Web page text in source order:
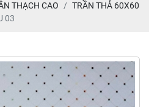
THẠCH CAO
TRẦN THẢ 60X60
03